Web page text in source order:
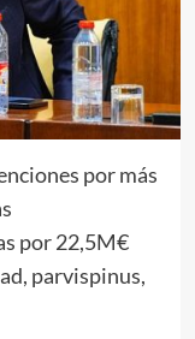
por más
por 22,5M€
parvispinus,